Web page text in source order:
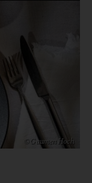
© Gaumen Hoch